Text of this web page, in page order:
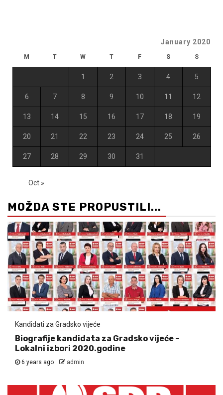
January 2020
M T W T F S S
1 2 3 4 5
6 7 8 9 10 11 12
13 14 15 16 17 18 19
20 21 22 23 24 25 26
27 28 29 30 31
Oct »
MOŽDA STE PROPUSTILI...
Kandidati za Gradsko vijeće
Biografije kandidata za Gradsko vijeće –
Lokalni izbori 2020.godine
6 years ago admin